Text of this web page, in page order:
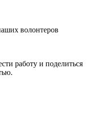
волонтеров
работу и поделиться